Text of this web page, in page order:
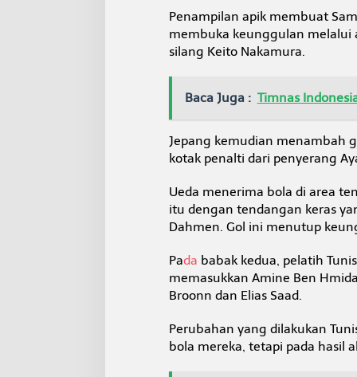
Penampilan apik membuat
membuka keunggulan melalui
silang Keito Nakamura.
Baca Juga : Timnas
Jepang kemudian menambah
kotak penalti dari penyerang
Ueda menerima bola di area
itu dengan tendangan keras
Dahmen. Gol ini menutup
Pada babak kedua, pelatih
memasukkan Amine Ben
Broonn dan Elias Saad.
Perubahan yang dilakukan
bola mereka, tetapi pada hasil